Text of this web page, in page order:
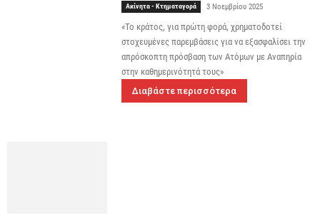
Ακίνητα - Κτηματαγορά 3 Νοεμβρίου 2025
«Το κράτος, για πρώτη φορά, χρηματοδοτεί
στοχευμένες παρεμβάσεις για να εξασφαλίσει την
απρόσκοπτη πρόσβαση των Ατόμων με Αναπηρία
στην καθημερινότητά τους»
Διαβάστε περισσότερα